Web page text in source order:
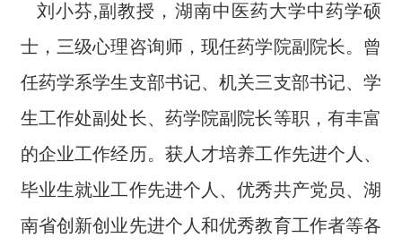
刘小芬,副教授，湖南中医药大学中药学硕
士，三级心理咨询师，现任药学院副院长。曾
任药学系学生支部书记、机关三支部书记、学
生工作处副处长、药学院副院长等职，有丰富
的企业工作经历。获人才培养工作先进个人、
毕业生就业工作先进个人、优秀共产党员、湖
南省创新创业先进个人和优秀教育工作者等各